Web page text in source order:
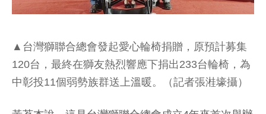
▲台灣獅聯合總會發起愛心輪椅捐贈，原預計募集
120台，最終在獅友熱烈響應下捐出233台輪椅，為
中彰投11個弱勢族群送上溫暖。（記者張溎壕攝）